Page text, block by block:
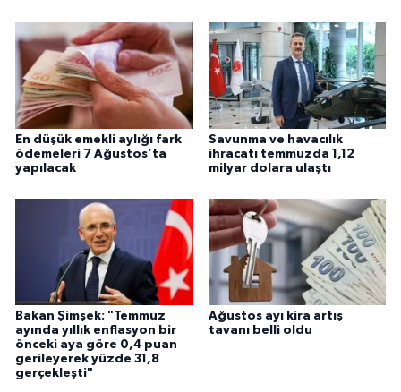
En düşük emekli aylığı fark
ödemeleri 7 Ağustos’ta
yapılacak
Savunma ve havacılık
ihracatı temmuzda 1,12
milyar dolara ulaştı
Bakan Şimşek: "Temmuz
ayında yıllık enflasyon bir
önceki aya göre 0,4 puan
gerileyerek yüzde 31,8
gerçekleşti"
Ağustos ayı kira artış
tavanı belli oldu